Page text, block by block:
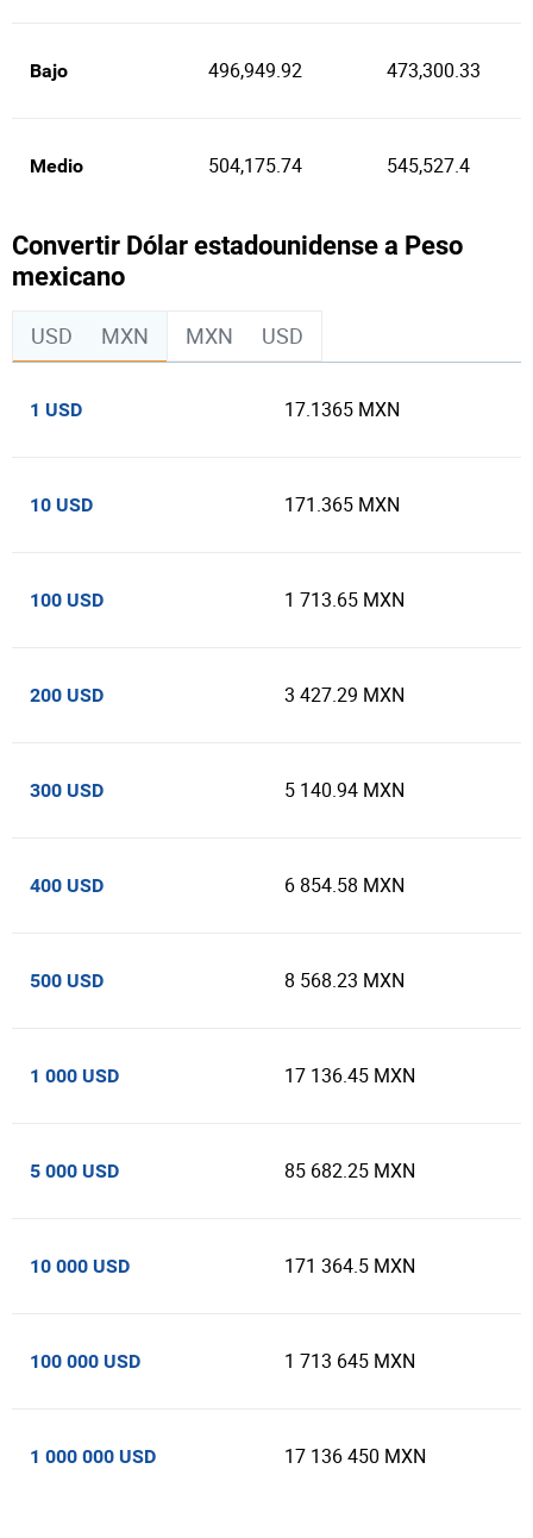
Bajo 496,949.92 473,300.33
Medio 504,175.74 545,527.4
Convertir Dólar estadounidense a Peso
mexicano
USD MXN MXN USD
1 USD 17.1365 MXN
10 USD 171.365 MXN
100 USD 1 713.65 MXN
200 USD 3 427.29 MXN
300 USD 5 140.94 MXN
400 USD 6 854.58 MXN
500 USD 8 568.23 MXN
1 000 USD 17 136.45 MXN
5 000 USD 85 682.25 MXN
10 000 USD 171 364.5 MXN
100 000 USD 1 713 645 MXN
1 000 000 USD 17 136 450 MXN